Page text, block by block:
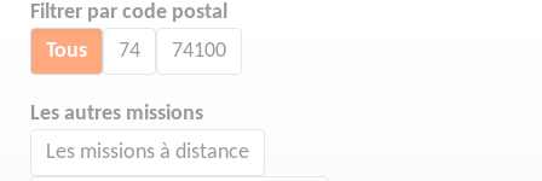
Filtrer par code postal
Tous 74 74100
Les autres missions
Les missions à distance